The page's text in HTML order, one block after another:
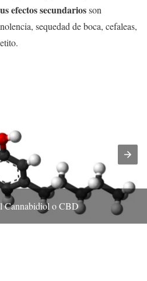
efectos secundariosson
sequedad de boca, cefaleas,
Cannabidiol o CBD